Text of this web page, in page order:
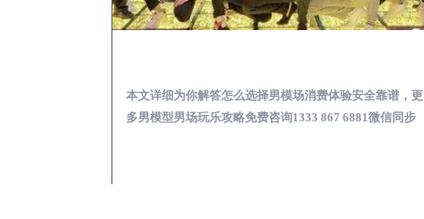
本文详细为你解答怎么选择男模场消费体验安全靠谱，更
多男模型男场玩乐攻略免费咨询1333 867 6881微信同步